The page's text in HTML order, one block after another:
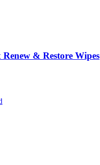
& Restore Wipes